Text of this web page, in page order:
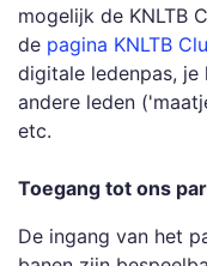
mogelijk de KNLTB
de pagina KNLTB
digitale ledenpas, je
andere leden
etc.
Toegang tot ons
De ingang van het